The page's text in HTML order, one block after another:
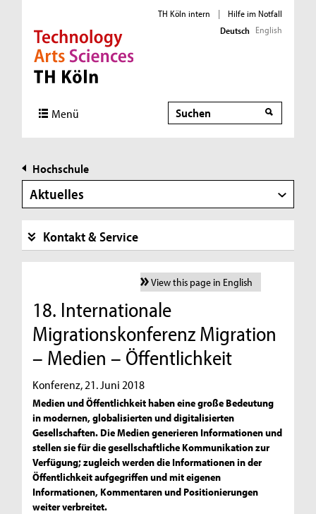
Direkt zur Hauptnavigation
Direkt zur Subnavigation
Direkt zum Inhalt
Direkt zum Fußbereich
TH Köln intern |
Hilfe im Notfall
Deutsch English
Menü Suche
Hochschule
Aktuelles
Kontakt & Service
View this page in English
18. Internationale
Migrationskonferenz Migration
– Medien – Öffentlichkeit
Konferenz, 21. Juni 2018
Medien und Öffentlichkeit haben eine große Bedeutung
in modernen, globalisierten und digitalisierten
Gesellschaften. Die Medien generieren Informationen und
stellen sie für die gesellschaftliche Kommunikation zur
Verfügung; zugleich werden die Informationen in der
Öffentlichkeit aufgegriffen und mit eigenen
Informationen, Kommentaren und Positionierungen
weiter verbreitet.